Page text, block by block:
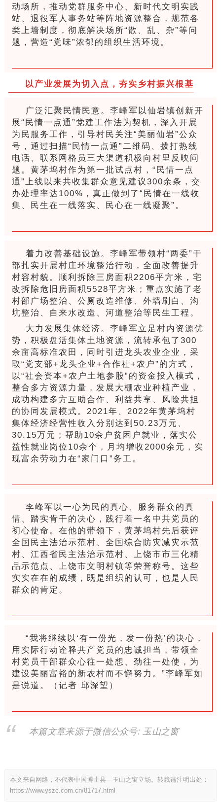
动场所，推动党群服务中心、新时代文明实践
站、退役军人事务站等阵地资源整合，规范各
类上墙制度，彻底解决场所“散、乱、杂”等问
题，营造“党味”浓郁的组织生活环境。
以产业发展为切入点，夯实乡村振兴根基
广泛汇聚民情民意。李峰军以仙岩镇创新开
展“民情一点通”党建工作法为契机，深入开展
为民服务工作，引导村民关注“美丽仙岩”公众
号，通过扫描“民情一点通”二维码、拨打热线
电话、联系网格员三大渠道积极向村里反映问
题。黄茅坞村作为第一批试点村，“民情一点
通”上线以来共收集群众意见建议300余条，交
办处理率达100%，真正做到了“民情在一线收
集、民生在一线落实、民心在一线凝聚”。
着力改善基础设施。李峰军带领村“两委”干
部扎实开展村庄环境整治行动，全面改善提升
村容村貌。顺利拆除三房面积2206平方米，宅
改拆除危旧房面积5528平方米；重点实施了老
村部广场整治、公厕改造维修、外墙刷白、沟
坑整治、自来水改造、河道整治等民生工程。
大力发展集体经济。李峰军立足村内资源优
势，积极盘活集体土地资源，流转承包了300
余亩高标准农田，同时引进龙头农业企业，采
取“党支部+龙头企业+合作社+农户”的方式，
以“社会资本+农户土地参股”的资金投入模式，
整合多方资源力量，发展大棚农业种植产业，
成功构建多方互助合作、利益共享、风险共担
的协同发展模式。2021年、2022年黄茅坞村
集体经济经营性收入分别达到50.23万元、
30.15万元；帮助10余户贫困户就业，落实公
益性就业岗位10余个，月均增收2000余元，实
现富余劳动力在“家门口”务工。
李峰军以一心为民的真心、服务群众的真
情、踏实肯干的决心，践行着一名中共党员的
初心使命。在他的带领下，黄茅坞村先后获评
全国民主法治示范村、全国综合防灾减灾示范
村、江西省民主法治示范村、上饶市市三化精
品示范点、上饶市文明村镇等荣誉称号。这些
实实在在的成绩，既是组织的认可，也是人民
群众的肯定。
“我将继续以‘有一份光，发一份热’的决心，
用实际行动诠释共产党员的忠诚担当，带领全
村党员干部群众心往一处想、劲往一处使，为
建设美丽富裕的新农村而不懈努力。”李峰军如
是说道。（记者 邱深望）
本篇文章来源于微信公众号: 玉山之窗
本文来自网络，不代表中国博士县—玉山之窗立场。转载请注明出处：
https://www.yszc.com.cn/81717.html